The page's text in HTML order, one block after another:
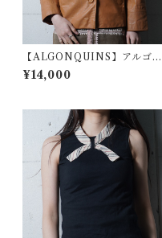
【ALGONQUINS】アルゴン
キン "Gothic Archive"カウレ
ザージャケット brown
¥14,000